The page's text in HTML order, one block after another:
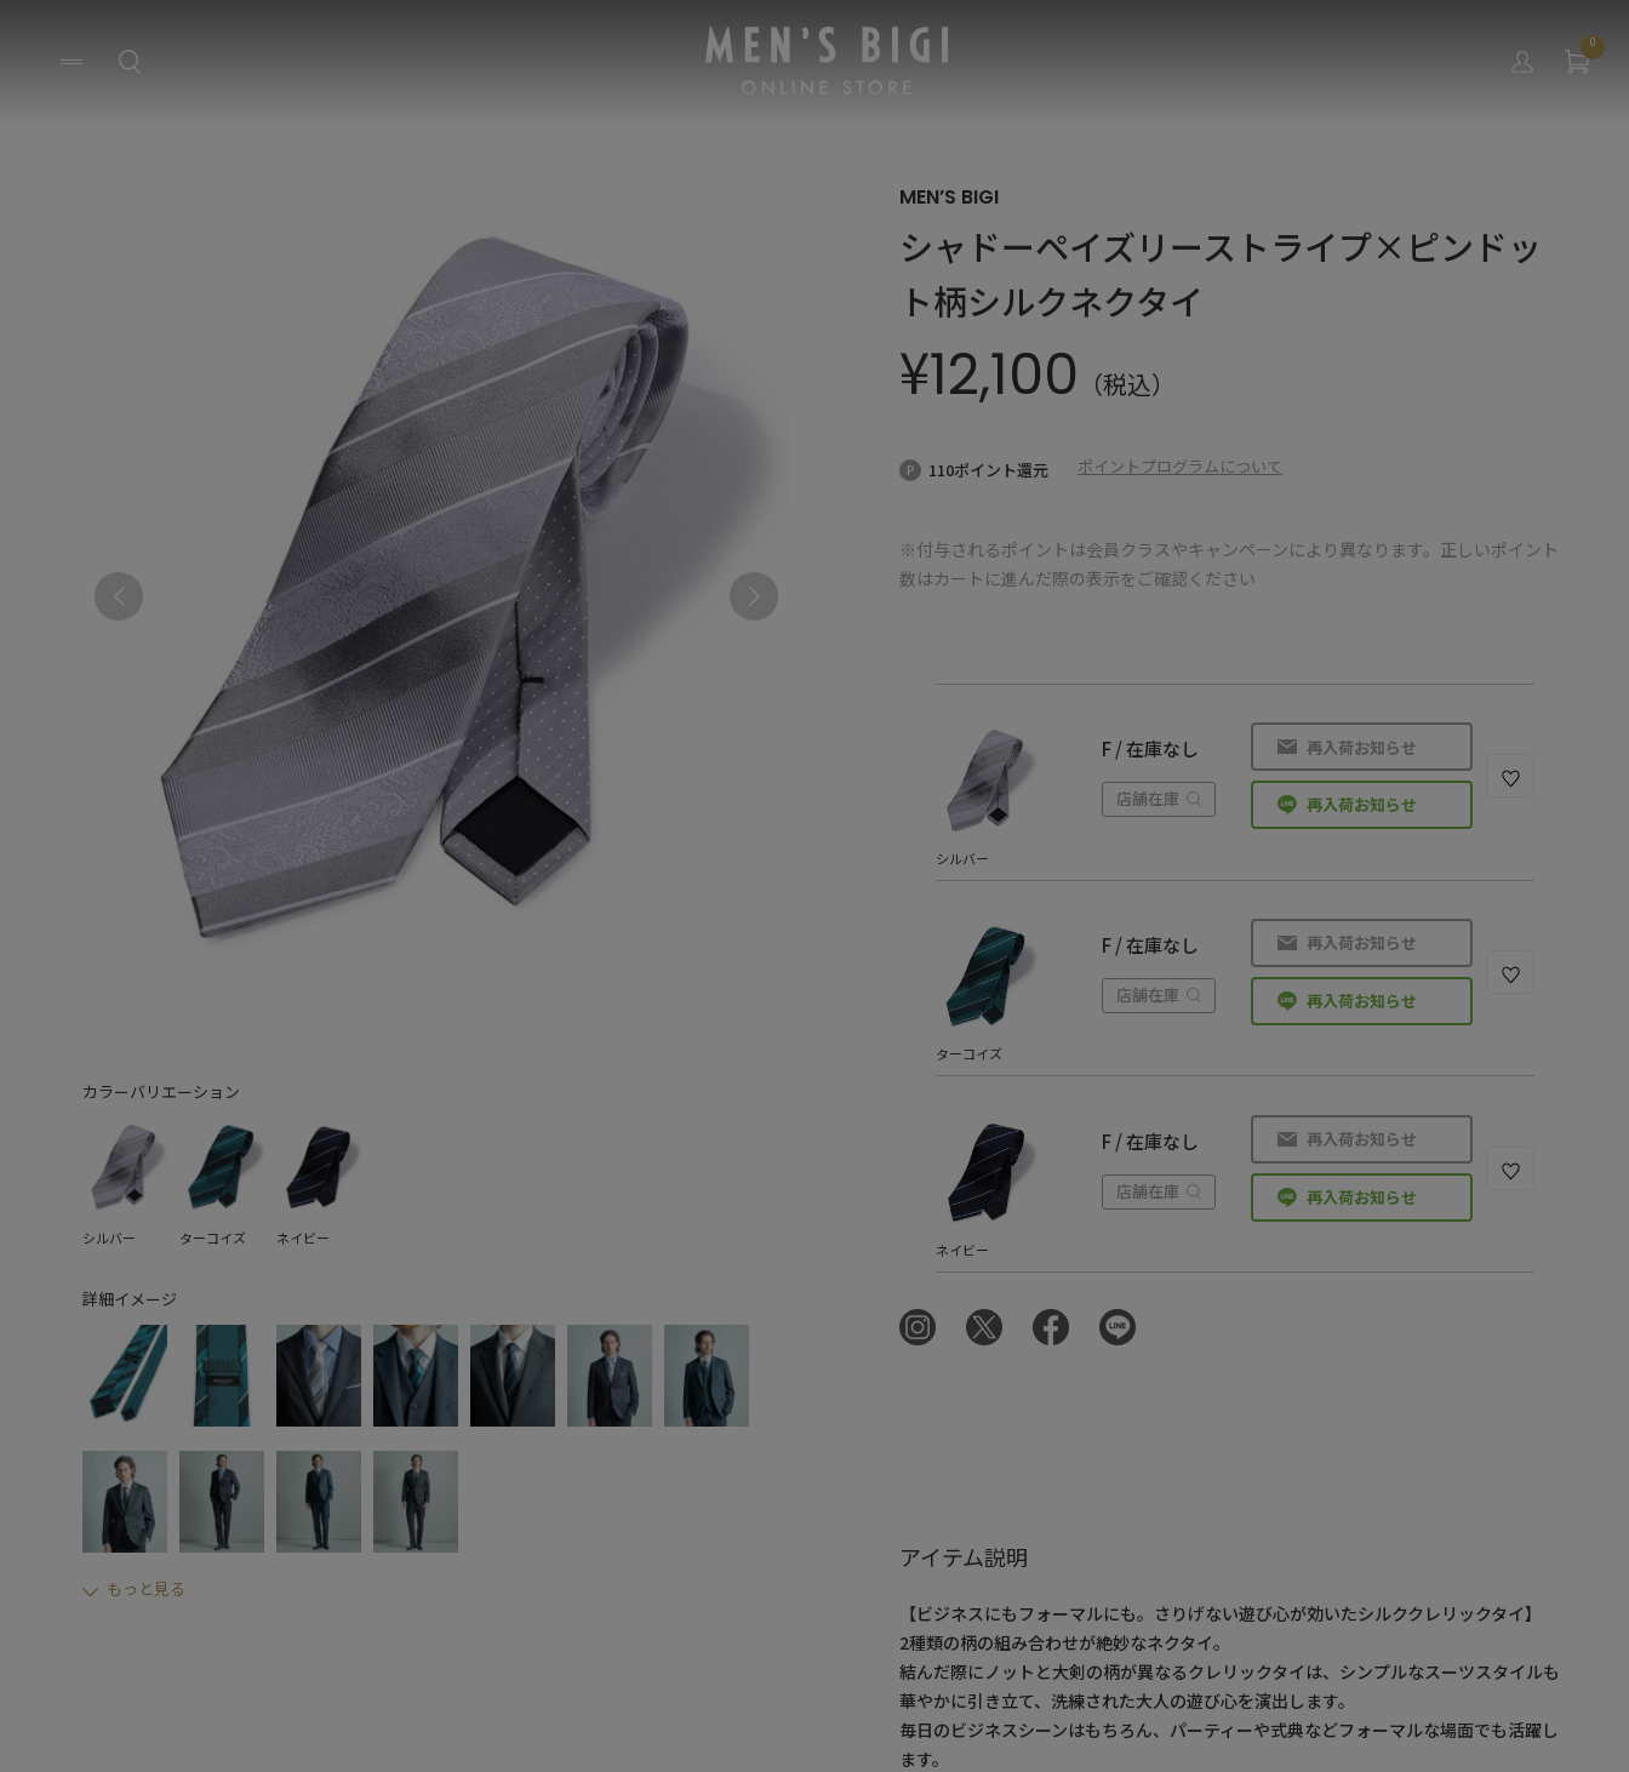
0
カラーバリエーション
シルバー ターコイズ ネイビー
詳細イメージ
もっと見る
MEN’S BIGI
シャドーペイズリーストライプ×ピンドッ
ト柄シルクネクタイ
¥12,100 （税込）
110ポイント還元 ポイントプログラムについて
※付与されるポイントは会員クラスやキャンペーンにより異なります。正しいポイント
数はカートに進んだ際の表示をご確認ください
シルバー
F / 在庫なし
店舗在庫
再入荷お知らせ
再入荷お知らせ
ターコイズ
F / 在庫なし
店舗在庫
再入荷お知らせ
再入荷お知らせ
ネイビー
F / 在庫なし
店舗在庫
再入荷お知らせ
再入荷お知らせ
アイテム説明
【ビジネスにもフォーマルにも。さりげない遊び心が効いたシルククレリックタイ】
2種類の柄の組み合わせが絶妙なネクタイ。
結んだ際にノットと大剣の柄が異なるクレリックタイは、シンプルなスーツスタイルも
華やかに引き立て、洗練された大人の遊び心を演出します。
毎日のビジネスシーンはもちろん、パーティーや式典などフォーマルな場面でも活躍し
ます。